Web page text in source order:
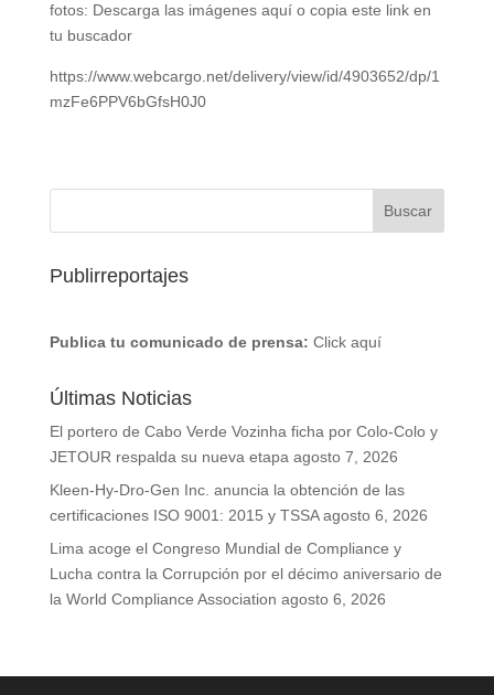
fotos: Descarga las imágenes aquí o copia este link en
tu buscador
https://www.webcargo.net/delivery/view/id/4903652/dp/1
mzFe6PPV6bGfsH0J0
Publirreportajes
Publica tu comunicado de prensa: Click aquí
Últimas Noticias
El portero de Cabo Verde Vozinha ficha por Colo-Colo y
JETOUR respalda su nueva etapa agosto 7, 2026
Kleen-Hy-Dro-Gen Inc. anuncia la obtención de las
certificaciones ISO 9001: 2015 y TSSA agosto 6, 2026
Lima acoge el Congreso Mundial de Compliance y
Lucha contra la Corrupción por el décimo aniversario de
la World Compliance Association agosto 6, 2026